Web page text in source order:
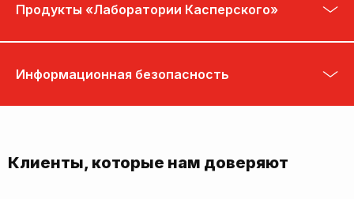
Продукты «Лаборатории Касперского»
Информационная безопасность
Клиенты, которые нам доверяют